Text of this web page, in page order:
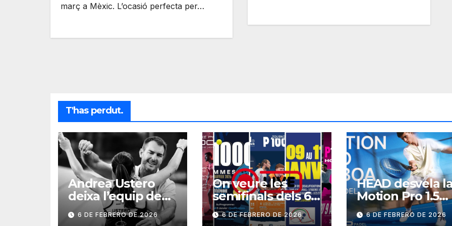
març a Mèxic. L’ocasió perfecta per…
T'has perdut.
Andrea Ustero
deixa l’equip de
Pablo Aymá
6 DE FEBRERO DE 2026
On veure les
semifinals dels 6
P1000 del cap de
setmana?
6 DE FEBRERO DE 2026
HEAD desvela
Motion Pro 1.5
BOA
6 DE FEBRERO DE 2026